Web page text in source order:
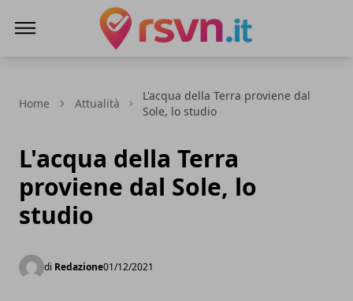
Home Attualità
L'acqua della Terra proviene dal
Sole, lo studio
L'acqua della Terra
proviene dal Sole, lo
studio
di Redazione01/12/2021